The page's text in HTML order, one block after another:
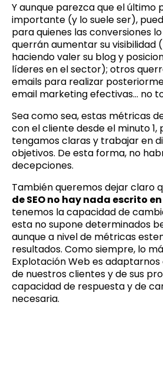
Y aunque parezca que el último
importante (y lo suele ser),
para quienes las conversiones
querrán aumentar su visibilidad
haciendo valer su blog y
líderes en el sector); otros
emails para realizar
email marketing efectivas… no
Sea como sea, estas métricas
con el cliente desde el minuto 1,
tengamos claras y trabajar en
objetivos. De esta forma, no
decepciones.
También queremos dejar claro
de SEO no hay nada escrito
tenemos la capacidad de
esta no supone determinados
aunque a nivel de métricas
resultados. Como siempre, lo
Explotación Web es adaptarnos
de nuestros clientes y de sus
capacidad de respuesta y de
necesaria.